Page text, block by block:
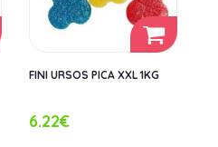
FINI URSOS PICA XXL 1KG
6.22€